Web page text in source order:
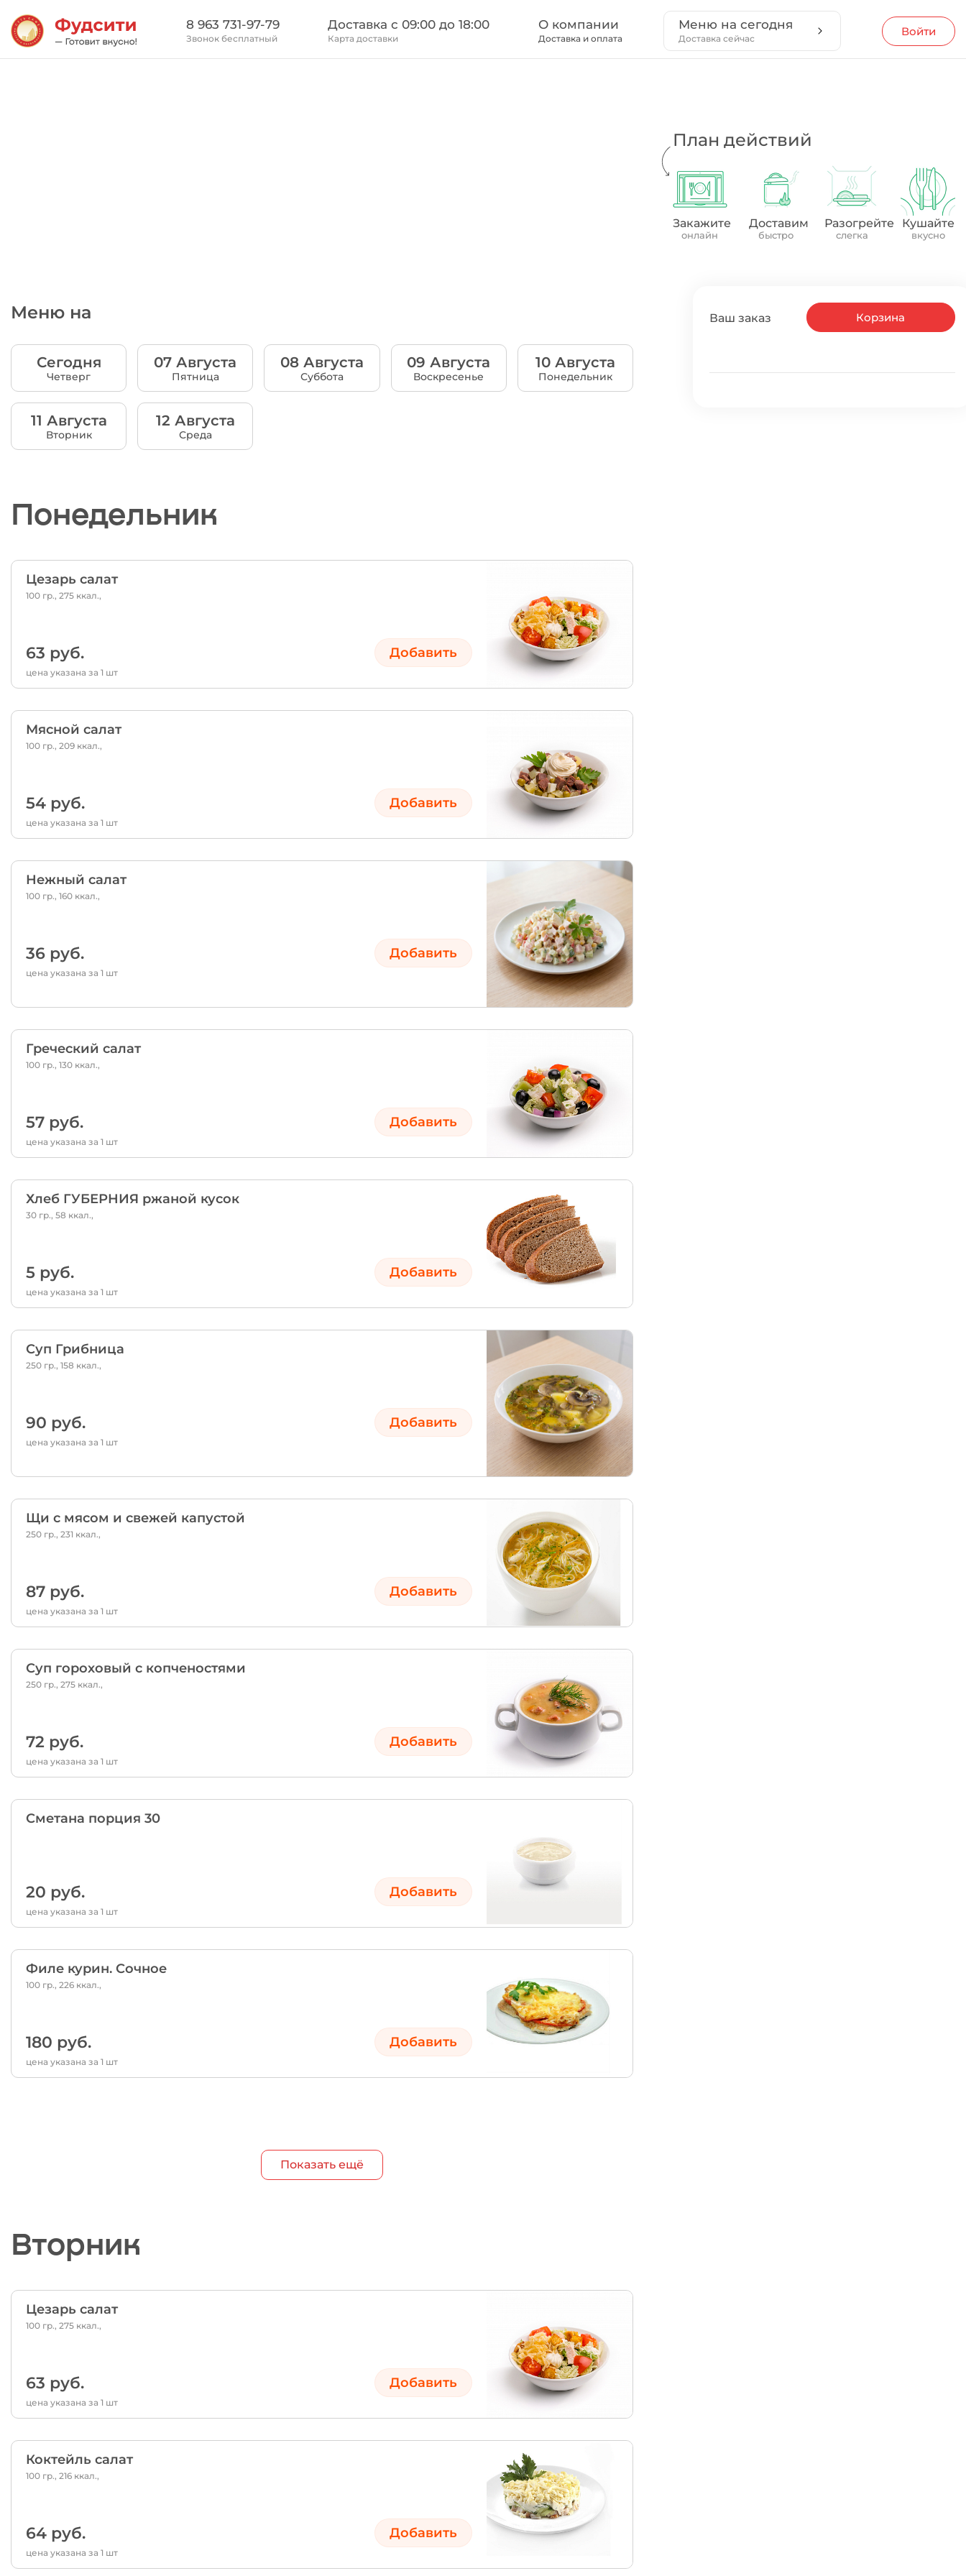
8 963 731-97-79
Звонок бесплатный
Доставка c 09:00 до 18:00
Карта доставки
О компании
Доставка и оплата
Меню на сегодня
Доставка сейчас
Войти
План действий
Закажите
онлайн
Доставим
быстро
Разогрейте
слегка
Кушайте
вкусно
Меню на
Сегодня
Четверг
07 Августа
Пятница
08 Августа
Суббота
09 Августа
Воскресенье
10 Августа
Понедельник
11 Августа
Вторник
12 Августа
Среда
Понедельник
Цезарь салат
100 гр., 275 ккал.,
63 руб. Добавить
цена указана за 1 шт
Мясной салат
100 гр., 209 ккал.,
54 руб. Добавить
цена указана за 1 шт
Нежный салат
100 гр., 160 ккал.,
36 руб. Добавить
цена указана за 1 шт
Греческий салат
100 гр., 130 ккал.,
57 руб. Добавить
цена указана за 1 шт
Хлеб ГУБЕРНИЯ ржаной кусок
30 гр., 58 ккал.,
5 руб. Добавить
цена указана за 1 шт
Суп Грибница
250 гр., 158 ккал.,
90 руб. Добавить
цена указана за 1 шт
Щи с мясом и свежей капустой
250 гр., 231 ккал.,
87 руб. Добавить
цена указана за 1 шт
Суп гороховый с копченостями
250 гр., 275 ккал.,
72 руб. Добавить
цена указана за 1 шт
Сметана порция 30
20 руб. Добавить
цена указана за 1 шт
Филе курин. Сочное
100 гр., 226 ккал.,
180 руб. Добавить
цена указана за 1 шт
Показать ещё
Вторник
Цезарь салат
100 гр., 275 ккал.,
63 руб. Добавить
цена указана за 1 шт
Коктейль салат
100 гр., 216 ккал.,
64 руб. Добавить
цена указана за 1 шт
Корзина
Ваш заказ